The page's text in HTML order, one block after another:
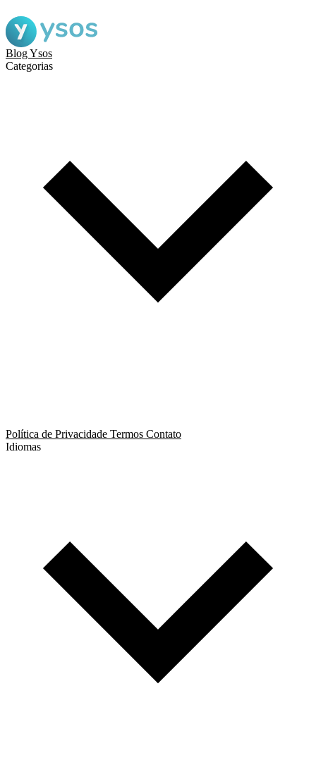
Blog Ysos
Categorias
Política de Privacidade Termos Contato
Idiomas